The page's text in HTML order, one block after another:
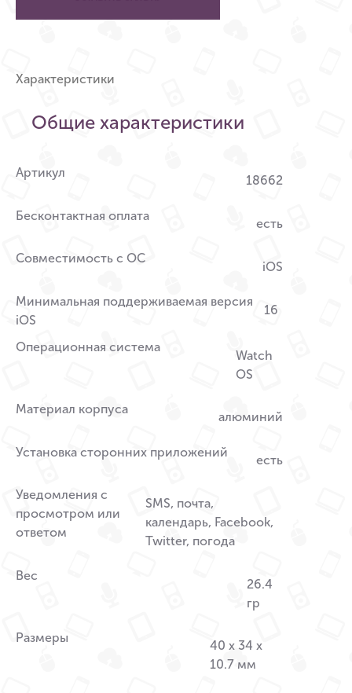
Характеристики
Общие характеристики
Артикул
18662
Бесконтактная оплата
есть
Совместимость с ОС
iOS
Минимальная поддерживаемая версия
iOS
16
Операционная система
Watch
OS
Материал корпуса
алюминий
Установка сторонних приложений
есть
Уведомления с
просмотром или
ответом
SMS, почта,
календарь, Facebook,
Twitter, погода
Вес
26.4
гр
Размеры
40 x 34 x
10.7 мм